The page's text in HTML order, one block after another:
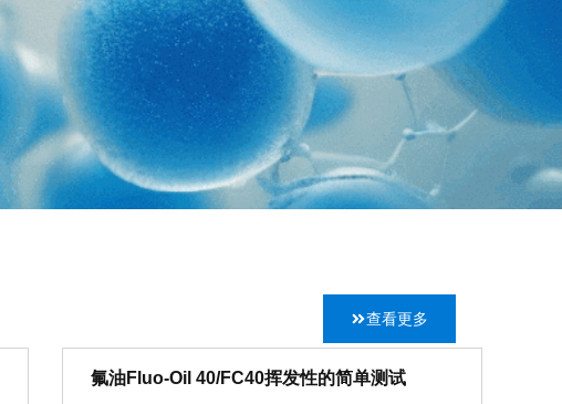
查看更多
氟油Fluo-Oil 40/FC40挥发性的简单测试